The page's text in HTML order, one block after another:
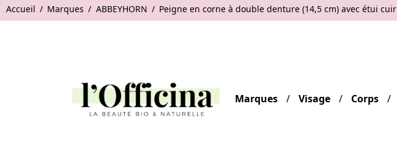
Accueil Marques ABBEYHORN Peigne en corne à double denture (14,5 cm) avec étui cuir
Marques Visage Corps